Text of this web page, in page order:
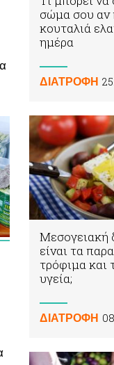
σώμα σου αν
κουταλιά
ημέρα
ΔΙΑΤΡΟΦΗ
Μεσογειακή
είναι τα
τρόφιμα και
υγεία;
ΔΙΑΤΡΟΦΗ